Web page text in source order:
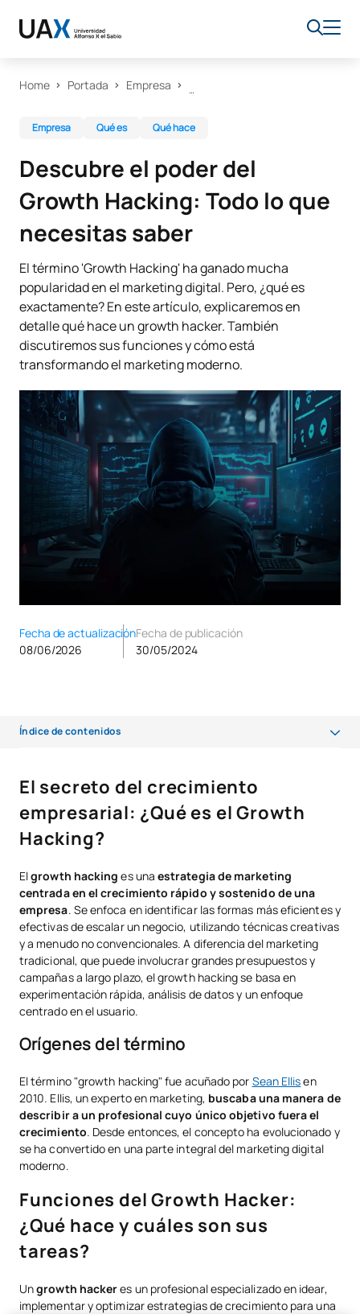
Home Portada Empresa
Empresa Qué es Qué hace
Descubre el poder del
Growth Hacking: Todo lo que
necesitas saber
El término 'Growth Hacking' ha ganado mucha
popularidad en el marketing digital. Pero, ¿qué es
exactamente? En este artículo, explicaremos en
detalle qué hace un growth hacker. También
discutiremos sus funciones y cómo está
transformando el marketing moderno.
Fecha de actualización
08/06/2026
Fecha de publicación
30/05/2024
Índice de contenidos
Ejemplos y técnicas
necesarias
Salario y perspectivas de carrera
El secreto del crecimiento
empresarial: ¿Qué es el Growth
Hacking?
Elgrowth hacking es unaestrategia de marketing
centrada en el crecimiento rápido y sostenido de una
empresa. Se enfoca en identificar las formas más eficientes y
efectivas de escalar un negocio, utilizando técnicas creativas
y a menudo no convencionales. A diferencia del marketing
tradicional, que puede involucrar grandes presupuestos y
campañas a largo plazo, el growth hacking se basa en
experimentación rápida, análisis de datos y un enfoque
centrado en el usuario.
Orígenes del término
El término "growth hacking" fue acuñado por Sean Ellisen
2010. Ellis, un experto en marketing, buscaba una manera de
describir a un profesional cuyo único objetivo fuera el
crecimiento. Desde entonces, el concepto ha evolucionado y
se ha convertido en una parte integral del marketing digital
moderno.
Funciones del Growth Hacker:
¿Qué hace y cuáles son sus
tareas?
Ungrowth hackeres un profesional especializado en idear,
implementar y optimizar estrategias de crecimiento para una